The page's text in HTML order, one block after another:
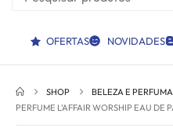
OFERTAS NOVIDADES
SHOP BELEZA E
PERFUME L’AFFAIR WORSHIP EAU DE